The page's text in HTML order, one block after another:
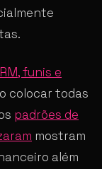
funis e
colocar todas
padrões de
mostram
além